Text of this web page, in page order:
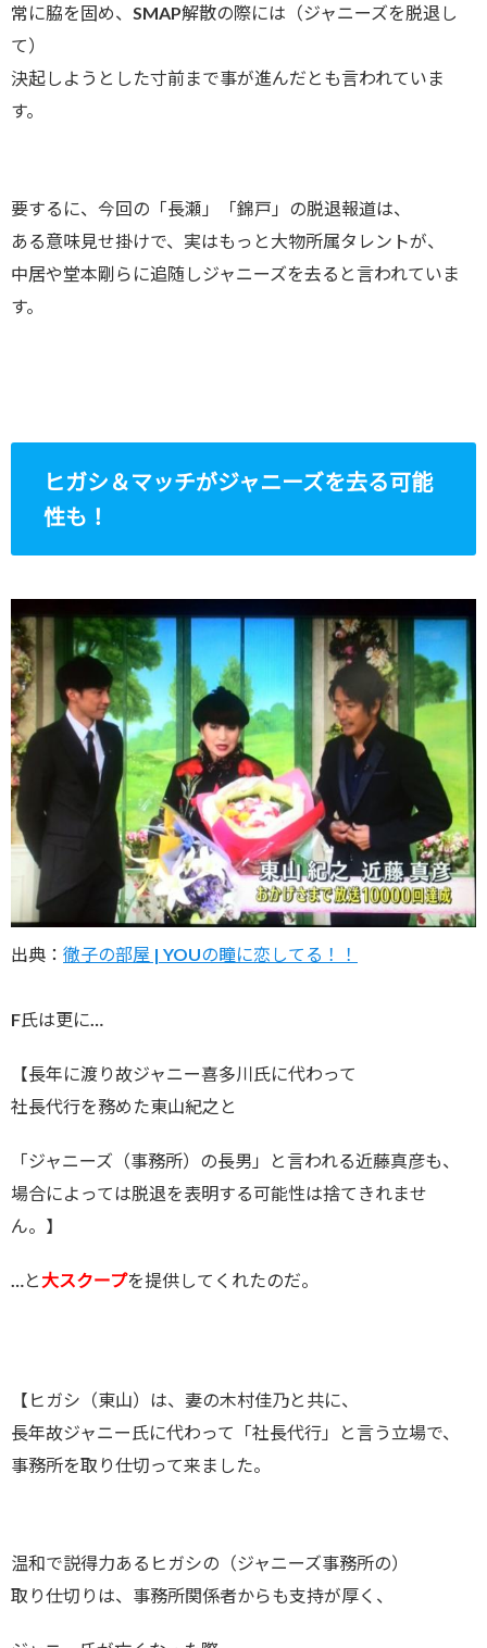
常に脇を固め、SMAP解散の際には（ジャニーズを脱退し
て）
決起しようとした寸前まで事が進んだとも言われていま
す。
要するに、今回の「長瀬」「錦戸」の脱退報道は、
ある意味見せ掛けで、実はもっと大物所属タレントが、
中居や堂本剛らに追随しジャニーズを去ると言われていま
す。
ヒガシ＆マッチがジャニーズを去る可能
性も！
出典： 徹子の部屋 | YOUの瞳に恋してる！！
F氏は更に…
【長年に渡り故ジャニー喜多川氏に代わって
社長代行を務めた東山紀之と
「ジャニーズ（事務所）の長男」と言われる近藤真彦も、
場合によっては脱退を表明する可能性は捨てきれませ
ん。】
…と 大スクープを提供してくれたのだ。
【ヒガシ（東山）は、妻の木村佳乃と共に、
長年故ジャニー氏に代わって「社長代行」と言う立場で、
事務所を取り仕切って来ました。
温和で説得力あるヒガシの（ジャニーズ事務所の）
取り仕切りは、事務所関係者からも支持が厚く、